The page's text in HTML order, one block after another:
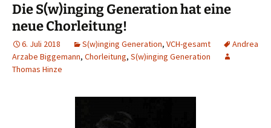
Die S(w)inging Generation hat eine
neue Chorleitung!
6. Juli 2018 S(w)inging Generation, VCH-gesamt
Andrea
Arzabe Biggemann, Chorleitung, S(w)inging Generation
Thomas Hinze